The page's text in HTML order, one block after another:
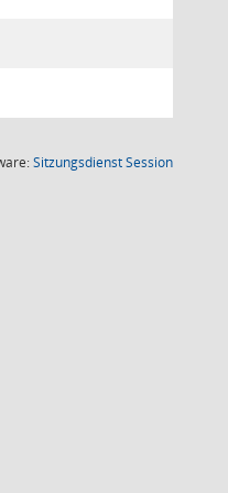
SitzungsdienstSession(Wird in